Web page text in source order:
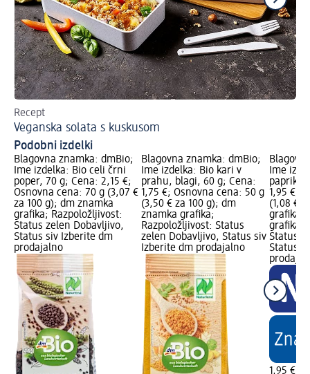
Recept
Veganska solata s kuskusom
Podobni izdelki
Blagovna znamka: dmBio;
Ime izdelka: Bio celi črni
poper, 70 g; Cena: 2,15 €;
Osnovna cena: 70 g (3,07 €
za 100 g); dm znamka
grafika; Razpoložljivost:
Status zelen Dobavljivo,
Status siv Izberite dm
prodajalno
Blagovna znamka: dmBio;
Ime izdelka: Bio kari v
prahu, blagi, 60 g; Cena:
1,75 €; Osnovna cena: 50 g
(3,50 € za 100 g); dm
znamka grafika;
Razpoložljivost: Status
zelen Dobavljivo, Status siv
Izberite dm prodajalno
Ime
papriko
1,95 €;
(1,08 €
grafika,
grafika;
Status
Status
1,95 €